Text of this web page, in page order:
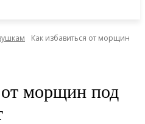
Как избавиться от морщин
от морщин под